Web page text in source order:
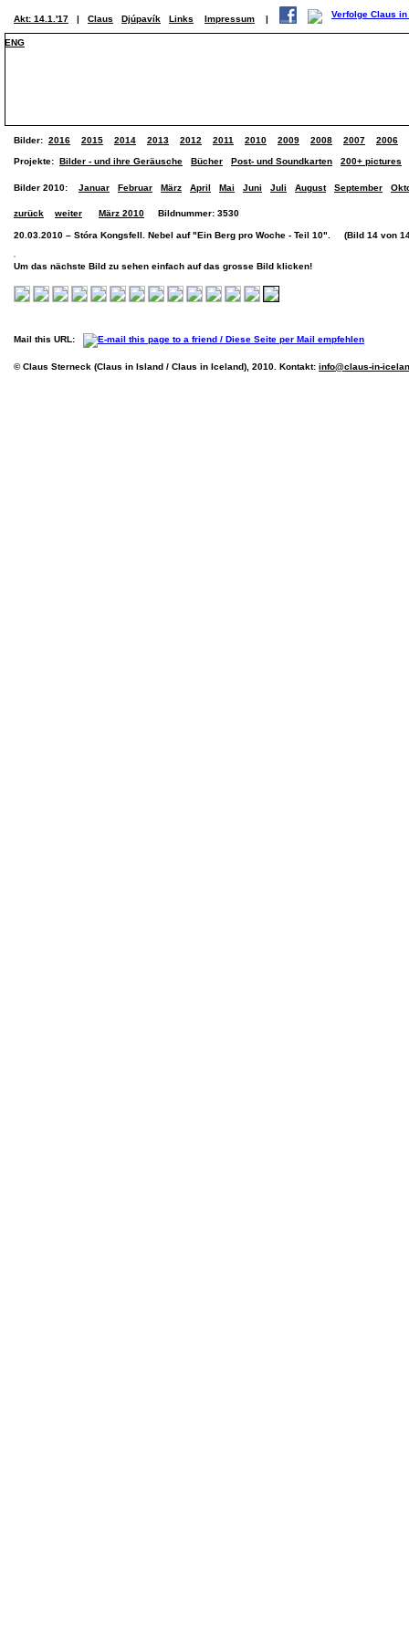
Akt: 14.1.'17 | Claus Djúpavík Links Impressum |
ENG
Bilder: 2016 2015 2014 2013 2012 2011 2010 2009 2008 2007 2006
Projekte: Bilder - und ihre Geräusche Bücher Post- und Soundkarten 200+ pictures
Bilder 2010: Januar Februar März April Mai Juni Juli August September
zurück weiter März 2010 Bildnummer: 3530
20.03.2010 – Stóra Kongsfell. Nebel auf "Ein Berg pro Woche - Teil 10". (Bild 14 von
Um das nächste Bild zu sehen einfach auf das grosse Bild klicken!
Mail this URL:
© Claus Sterneck (Claus in Island / Claus in Iceland), 2010. Kontakt: info@claus-in-